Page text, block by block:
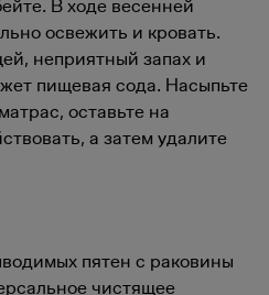
В ходе весенней
освежить и кровать.
неприятный запах и
пищевая сода. Насыпьте
оставьте на
а затем удалите
пятен с раковины
чистящее